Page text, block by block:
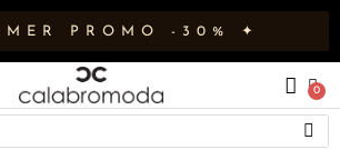
PROMO -30% ✦